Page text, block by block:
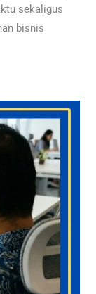
sekaligus
bisnis